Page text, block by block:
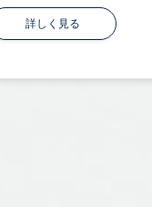
詳しく見る